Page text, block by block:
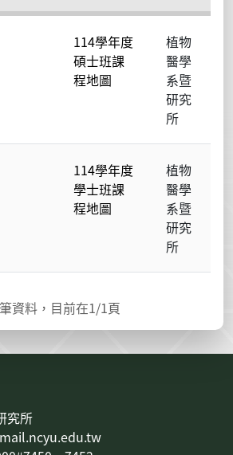
114學年度
碩士班課
程地圖
植物
醫學
系暨
研究
所
114學年度
學士班課
程地圖
植物
醫學
系暨
研究
所
筆資料，目前在1/1頁
究所